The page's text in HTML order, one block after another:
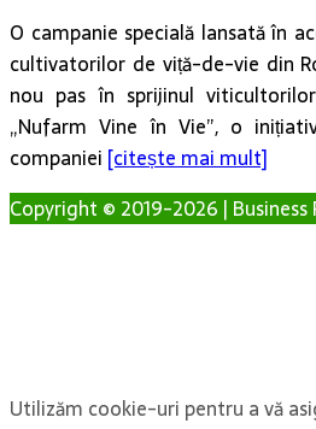
O campanie specială lansată în
cultivatorilor de viță-de-vie din
nou pas în sprijinul
„Nufarm Vine în Vie”, o
companiei [citește mai mult]
Copyright © 2019-2026 | Business
Utilizăm cookie-uri pentru a vă